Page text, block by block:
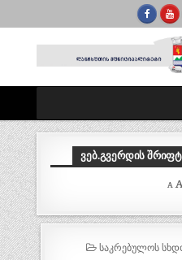
ᲕᲔᲑ.ᲒᲕᲔᲠᲓᲘᲡ
A
POSTED
ᲡᲐᲙᲠᲔᲑᲣᲚᲝᲡ